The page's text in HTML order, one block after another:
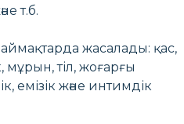
т.б.
жасалады: қас,
тіл, жоғарғы
емізік және интимдік